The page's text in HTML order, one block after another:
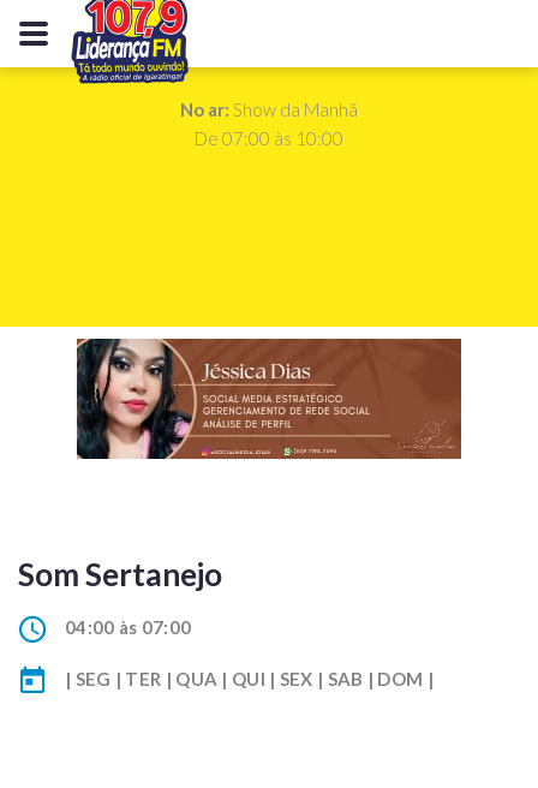
No ar: Show da Manhã
De 07:00 às 10:00
Som Sertanejo
04:00 às 07:00
| SEG | TER | QUA | QUI | SEX | SAB | DOM |